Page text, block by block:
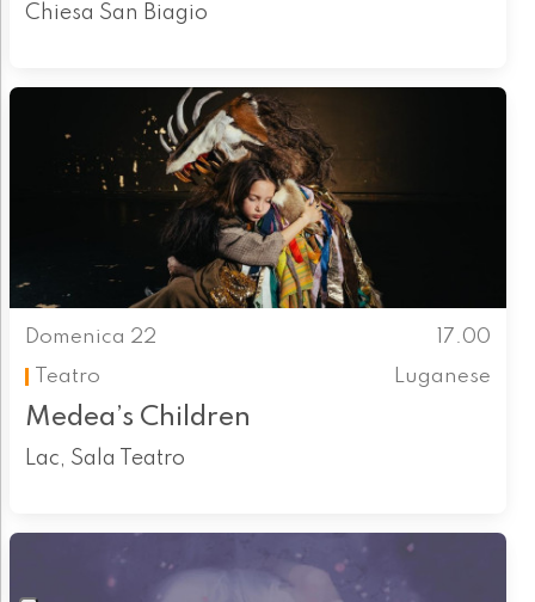
Chiesa San Biagio
Domenica 22
17.00
Teatro
Luganese
Medea’s Children
Lac, Sala Teatro